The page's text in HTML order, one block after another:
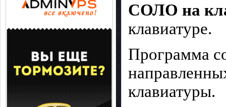
СОЛО на
клавиатуре.
Программа
клавиатуры.